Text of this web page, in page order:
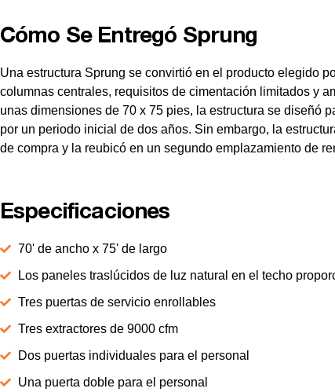
Cómo Se Entregó Sprung
Una estructura Sprung se convirtió en el producto elegido
columnas centrales, requisitos de cimentación limitados y
unas dimensiones de 70 x 75 pies, la estructura se diseñó
por un periodo inicial de dos años. Sin embargo, la
de compra y la reubicó en un segundo emplazamiento de
Especificaciones
70' de ancho x 75' de largo
Los paneles traslúcidos de luz natural en el techo
Tres puertas de servicio enrollables
Tres extractores de 9000 cfm
Dos puertas individuales para el personal
Una puerta doble para el personal